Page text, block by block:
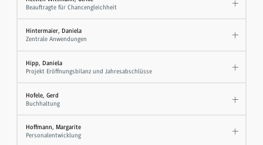
Beauftragte für Chancengleichheit
Hintermaier, Daniela
Zentrale Anwendungen
Hipp, Daniela
Projekt Eröffnungsbilanz und Jahresabschlüsse
Hofele, Gerd
Buchhaltung
Hoffmann, Margarite
Personalentwicklung